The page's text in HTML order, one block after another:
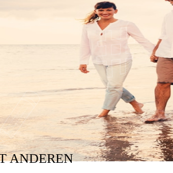
DENK IK
ANDEREN